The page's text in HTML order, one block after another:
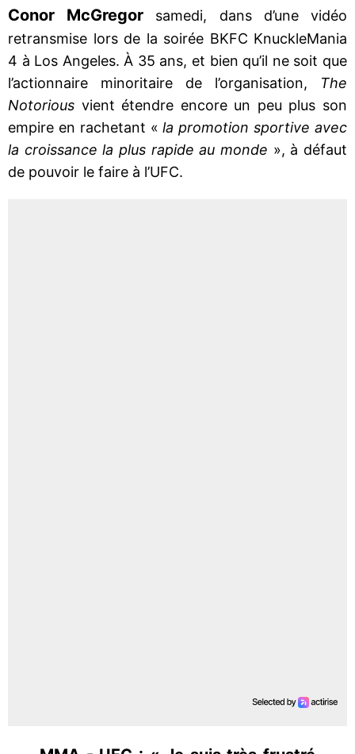
Conor McGregor samedi, dans d’une vidéo
retransmise lors de la soirée BKFC KnuckleMania
4 à Los Angeles. À 35 ans, et bien qu’il ne soit que
l’actionnaire minoritaire de l’organisation, The
Notorious vient étendre encore un peu plus son
empire en rachetant « la promotion sportive avec
la croissance la plus rapide au monde », à défaut
de pouvoir le faire à l’UFC.